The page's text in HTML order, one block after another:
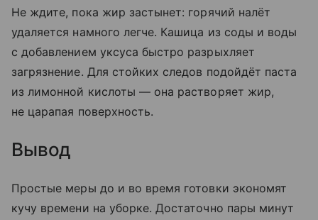
Не ждите, пока жир застынет: горячий налёт
удаляется намного легче. Кашица из соды и воды
с добавлением уксуса быстро разрыхляет
загрязнение. Для стойких следов подойдёт паста
из лимонной кислоты — она растворяет жир,
не царапая поверхность.
Вывод
Простые меры до и во время готовки экономят
кучу времени на уборке. Достаточно пары минут